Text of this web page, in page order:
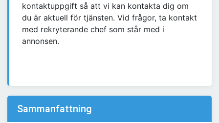
kontaktuppgift så att vi kan kontakta dig om
du är aktuell för tjänsten. Vid frågor, ta kontakt
med rekryterande chef som står med i
annonsen.
Sammanfattning